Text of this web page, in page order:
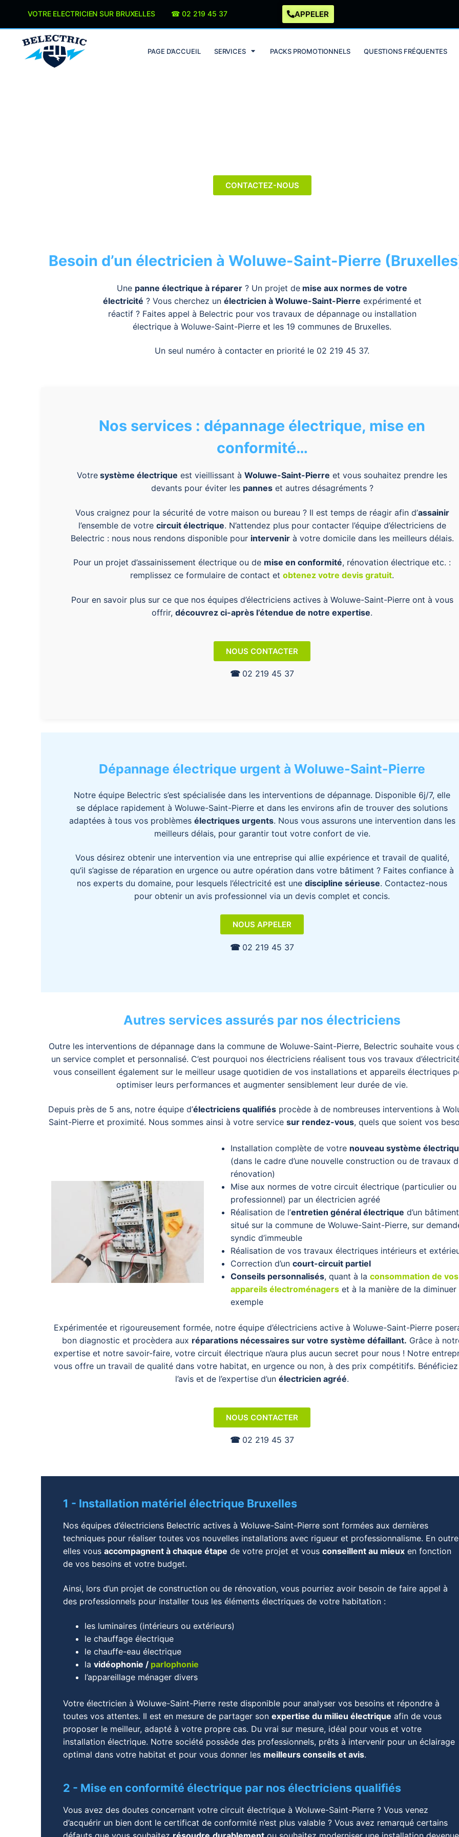
VOTRE ELECTRICIEN SUR BRUXELLES ☎︎ 02 219 45 37 APPELER
PAGE D’ACCUEIL SERVICES PACKS PROMOTIONNELS QUESTIONS FRÉQUENTES
CONTACTEZ-NOUS
Besoin d’un électricien à Woluwe-Saint-Pierre
Une panne électrique à réparer ? Un projet de mise aux normes de votre
électricité ? Vous cherchez un électricien à Woluwe-Saint-Pierre expérimenté et
réactif ? Faites appel à Belectric pour vos travaux de dépannage ou installation
électrique à Woluwe-Saint-Pierre et les 19 communes de Bruxelles.
Un seul numéro à contacter en priorité le 02 219 45 37.
Nos services : dépannage électrique, mise en
conformité…
Votre système électrique est vieillissant à Woluwe-Saint-Pierre et vous souhaitez prendre les
devants pour éviter les panneset autres désagréments ?
Vous craignez pour la sécurité de votre maison ou bureau ? Il est temps de réagir afin d’assainir
l’ensemble de votre circuit électrique. N’attendez plus pour contacter l’équipe d’électriciens de
Belectric : nous nous rendons disponible pour intervenirà votre domicile dans les meilleurs délais.
Pour un projet d’assainissement électrique ou de mise en conformité, rénovation électrique etc. :
remplissez ce formulaire de contact et obtenez votre devis gratuit.
Pour en savoir plus sur ce que nos équipes d’électriciens actives à Woluwe-Saint-Pierre ont à vous
offrir, découvrez ci-après l’étendue de notre expertise.
NOUS CONTACTER
☎︎ 02 219 45 37
Dépannage électrique urgent à Woluwe-Saint-Pierre
Notre équipe Belectric s’est spécialisée dans les interventions de dépannage. Disponible 6j/7, elle
se déplace rapidement à Woluwe-Saint-Pierre et dans les environs afin de trouver des solutions
adaptées à tous vos problèmes électriques urgents. Nous vous assurons une intervention dans les
meilleurs délais, pour garantir tout votre confort de vie.
Vous désirez obtenir une intervention via une entreprise qui allie expérience et travail de qualité,
qu’il s’agisse de réparation en urgence ou autre opération dans votre bâtiment ? Faites confiance à
nos experts du domaine, pour lesquels l’électricité est une discipline sérieuse. Contactez-nous
pour obtenir un avis professionnel via un devis complet et concis.
NOUS APPELER
☎︎ 02 219 45 37
Autres services assurés par nos électriciens
Outre les interventions de dépannage dans la commune de Woluwe-Saint-Pierre, Belectric souhaite vous
un service complet et personnalisé. C’est pourquoi nos électriciens réalisent tous vos travaux
vous conseillent également sur le meilleur usage quotidien de vos installations et appareils électriques
optimiser leurs performances et augmenter sensiblement leur durée de vie.
Depuis près de 5 ans, notre équipe d’électriciens qualifiésprocède à de nombreuses interventions à
Saint-Pierre et proximité. Nous sommes ainsi à votre service sur rendez-vous, quels que soient vos
Installation complète de votre nouveau système
(dans le cadre d’une nouvelle construction ou de travaux
rénovation)
Mise aux normes de votre circuit électrique (particulier ou
professionnel) par un électricien agréé
Réalisation de l’entretien général électrique d’un bâtiment
situé sur la commune de Woluwe-Saint-Pierre, sur
syndic d’immeuble
Réalisation de vos travaux électriques intérieurs et
Correction d’un court-circuit partiel
Conseils personnalisés, quant à la consommation de vos
appareils électroménagerset à la manière de la diminuer
exemple
Expérimentée et rigoureusement formée, notre équipe d’électriciens active à Woluwe-Saint-Pierre
bon diagnostic et procèdera aux réparations nécessaires sur votre système défaillant. Grâce à
expertise et notre savoir-faire, votre circuit électrique n’aura plus aucun secret pour nous ! Notre
vous offre un travail de qualité dans votre habitat, en urgence ou non, à des prix compétitifs.
l’avis et de l’expertise d’un électricien agréé.
NOUS CONTACTER
☎︎ 02 219 45 37
1 - Installation matériel électrique Bruxelles
Nos équipes d’électriciens Belectric actives à Woluwe-Saint-Pierre sont formées aux dernières
techniques pour réaliser toutes vos nouvelles installations avec rigueur et professionnalisme. En
elles vousaccompagnent à chaque étape de votre projet et vousconseillent au mieux en fonction
de vos besoins et votre budget.
Ainsi, lors d’un projet de construction ou de rénovation, vous pourriez avoir besoin de faire appel à
des professionnels pour installer tous les éléments électriques de votre habitation :
les luminaires (intérieurs ou extérieurs)
le chauffage électrique
le chauffe-eau électrique
lavidéophonie / parlophonie
l’appareillage ménager divers
Votre électricien à Woluwe-Saint-Pierre reste disponible pour analyser vos besoins et répondre à
toutes vos attentes. Il est en mesure de partager sonexpertise du milieu électrique afin de vous
proposer le meilleur, adapté à votre propre cas. Du vrai sur mesure, idéal pour vous et votre
installation électrique. Notre société possède des professionnels, prêts à intervenir pour un éclairage
optimal dans votre habitat et pour vous donner les meilleurs conseils et avis.
2 - Mise en conformité électrique par nos électriciens qualifiés
Vous avez des doutes concernant votre circuit électrique à Woluwe-Saint-Pierre ? Vous venez
d’acquérir un bien dont le certificat de conformité n’est plus valable ? Vous avez remarqué certains